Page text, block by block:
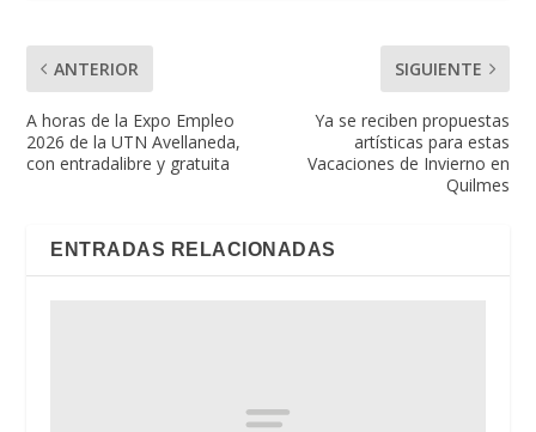
ANTERIOR
A horas de la Expo Empleo
2026 de la UTN Avellaneda,
con entradalibre y gratuita
SIGUIENTE
Ya se reciben propuestas
artísticas para estas
Vacaciones de Invierno en
Quilmes
ENTRADAS RELACIONADAS